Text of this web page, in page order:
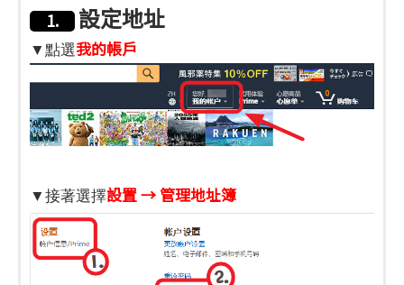
1.設定地址
▼點選我的帳戶
▼接著選擇設置 → 管理地址簿